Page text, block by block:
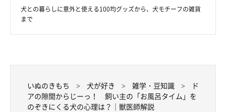
犬との暮らしに意外と使える100均グッズから、犬モチーフの雑貨
まで
いぬのきもち 犬が好き 雑学・豆知識
ド
アの隙間からじーっ！ 飼い主の「お風呂タイム」を
のぞきにくる犬の心理は？｜獣医師解説